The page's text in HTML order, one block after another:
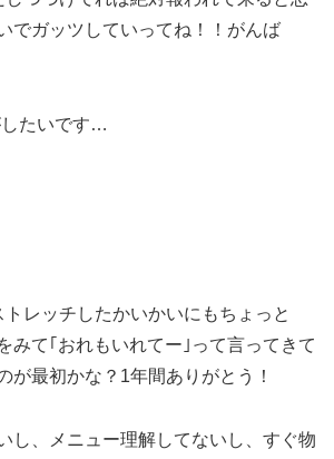
でガッツしていってね！！がんば
たいです…
レッチしたかいかいにもちょっと
みて｢おれもいれてー｣って言ってきて
が最初かな？1年間ありがとう！
し、メニュー理解してないし、すぐ物